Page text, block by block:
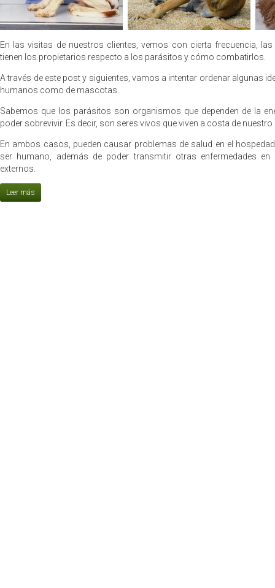
En las visitas de nuestros clientes, vemos con cierta frecuencia,
tienen los propietarios respecto a los parásitos y cómo combatirlos.
A través de este post y siguientes, vamos a intentar ordenar algunas
humanos como de mascotas.
Sabemos que los parásitos son organismos que dependen de la
poder sobrevivir. Es decir, son seres vivos que viven a costa de nuestro
En ambos casos, pueden causar problemas de salud en el
ser humano, además de poder transmitir otras enfermedades
externos.